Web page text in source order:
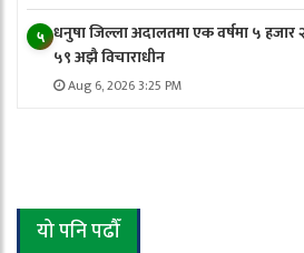
५ धनुषा जिल्ला अदालतमा एक वर्षमा ५ हजार
५९ अझै विचाराधीन
Aug 6, 2026 3:25 PM
यो पनि पढौँ